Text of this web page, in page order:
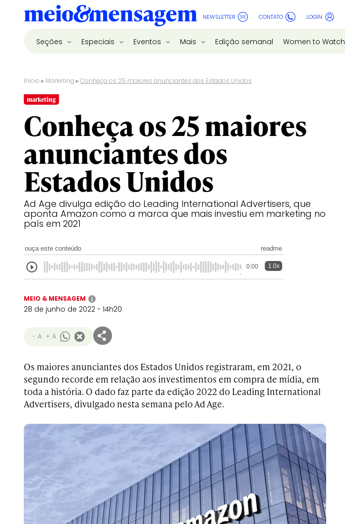
NEWSLETTER CONTATO LOGIN
Seções Especiais Eventos Mais Edição semanal Women to Watch
Início ▸ Marketing ▸Conheça os 25 maiores anunciantes dos Estados Unidos
marketing
Conheça os 25 maiores
anunciantes dos
Estados Unidos
Ad Age divulga edição do Leading International Advertisers, que
aponta Amazon como a marca que mais investiu em marketing no
país em 2021
ouça este conteúdo readme
0:00 1.0x
MEIO & MENSAGEM i
28 de junho de 2022 - 14h20
- A + A
Os maiores anunciantes dos Estados Unidos registraram, em 2021, o
segundo recorde em relação aos investimentos em compra de mídia, em
toda a história. O dado faz parte da edição 2022 do Leading International
Advertisers, divulgado nesta semana pelo Ad Age.